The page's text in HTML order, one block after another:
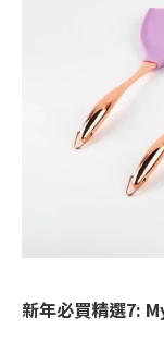
新年必買精選7: